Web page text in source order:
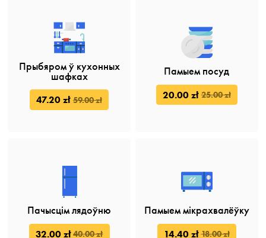
Прыбяром ў кухонных
шафках
47.20 zł 59.00 zł
Памыем посуд
20.00 zł 25.00 zł
Пачысцім лядоўню
32.00 zł 40.00 zł
Памыем мікрахвалёўку
14.40 zł 18.00 zł